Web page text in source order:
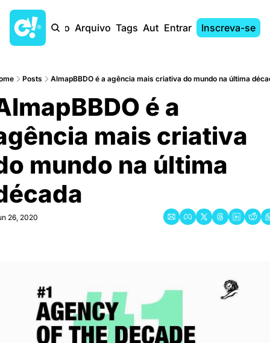
Início Arquivo Tags AutoresEntrar Inscreva-se
Posts AlmapBBDO é a agência mais criativa do mundo na última
é a
mais criativa
mundo na última
26, 2020